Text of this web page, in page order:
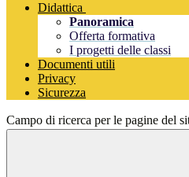
Didattica
Panoramica
Offerta formativa
I progetti delle classi
Documenti utili
Privacy
Sicurezza
Campo di ricerca per le pagine del